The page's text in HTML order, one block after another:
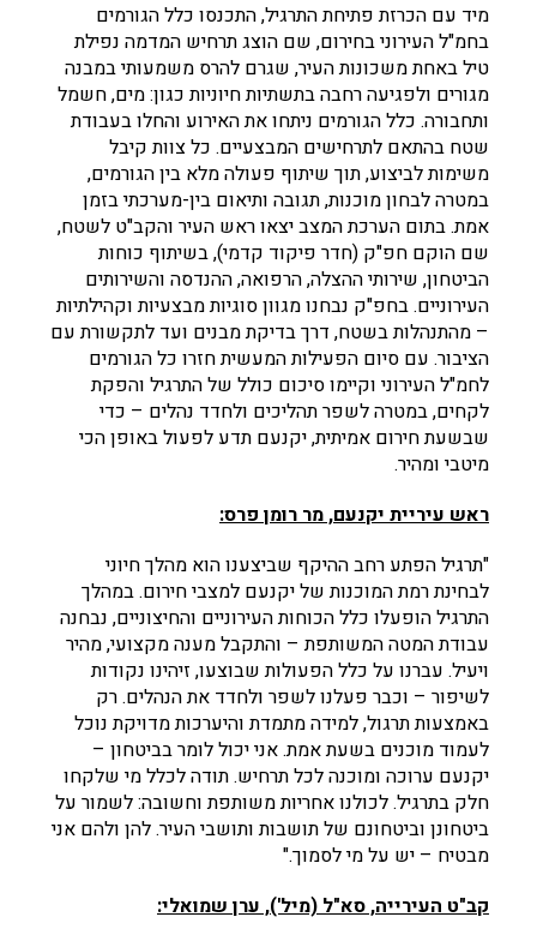
מיד עם הכרזת פתיחת התרגיל, התכנסו כלל הגורמים
בחמ"ל העירוני בחירום, שם הוצג תרחיש המדמה נפילת
טיל באחת משכונות העיר, שגרם להרס משמעותי במבנה
מגורים ולפגיעה רחבה בתשתיות חיוניות כגון: מים, חשמל
ותחבורה. כלל הגורמים ניתחו את האירוע והחלו בעבודת
שטח בהתאם לתרחישים המבצעיים. כל צוות קיבל
משימות לביצוע, תוך שיתוף פעולה מלא בין הגורמים,
במטרה לבחון מוכנות, תגובה ותיאום בין-מערכתי בזמן
אמת. בתום הערכת המצב יצאו ראש העיר והקב"ט לשטח,
שם הוקם חפ"ק (חדר פיקוד קדמי), בשיתוף כוחות
הביטחון, שירותי ההצלה, הרפואה, ההנדסה והשירותים
העירוניים. בחפ"ק נבחנו מגוון סוגיות מבצעיות וקהילתיות
– מהתנהלות בשטח, דרך בדיקת מבנים ועד לתקשורת עם
הציבור. עם סיום הפעילות המעשית חזרו כל הגורמים
לחמ"ל העירוני וקיימו סיכום כולל של התרגיל והפקת
לקחים, במטרה לשפר תהליכים ולחדד נהלים – כדי
שבשעת חירום אמיתית, יקנעם תדע לפעול באופן הכי
מיטבי ומהיר.
ראש עיריית יקנעם, מר רומן פרס:
"תרגיל הפתע רחב ההיקף שביצענו הוא מהלך חיוני
לבחינת רמת המוכנות של יקנעם למצבי חירום. במהלך
התרגיל הופעלו כלל הכוחות העירוניים והחיצוניים, נבחנה
עבודת המטה המשותפת – והתקבל מענה מקצועי, מהיר
ויעיל. עברנו על כלל הפעולות שבוצעו, זיהינו נקודות
לשיפור – וכבר פעלנו לשפר ולחדד את הנהלים. רק
באמצעות תרגול, למידה מתמדת והיערכות מדויקת נוכל
לעמוד מוכנים בשעת אמת. אני יכול לומר בביטחון –
יקנעם ערוכה ומוכנה לכל תרחיש. תודה לכלל מי שלקחו
חלק בתרגיל. לכולנו אחריות משותפת וחשובה: לשמור על
ביטחונן וביטחונם של תושבות ותושבי העיר. להן ולהם אני
מבטיח – יש על מי לסמוך."
קב"ט העירייה, סא"ל (מיל'), ערן שמואלי: